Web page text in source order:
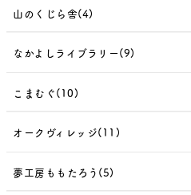
山のくじら舎(4)
なかよしライブラリー(9)
こまむぐ(10)
オークヴィレッジ(11)
夢工房ももたろう(5)